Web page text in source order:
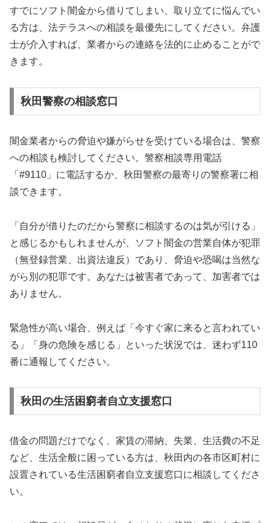
すでにソフト闇金から借りてしまい、取り立てに悩んでい
る方は、法テラスへの相談を最優先にしてください。弁護
士が介入すれば、業者からの連絡を法的に止めることがで
きます。
秋田警察の相談窓口
闇金業者からの脅迫や嫌がらせを受けている場合は、警察
への相談も検討してください。警察相談専用電話
「#9110」に電話するか、秋田警察の最寄りの警察署に相
談できます。
「自分が借りたのだから警察に相談するのは気が引ける」
と感じるかもしれませんが、ソフト闇金の営業自体が犯罪
（無登録営業、出資法違反）であり、脅迫や恐喝は当然な
がら別の犯罪です。あなたは被害者であって、加害者では
ありません。
緊急性が高い場合、例えば「今すぐ家に来ると言われてい
る」「身の危険を感じる」といった状況では、迷わず110
番に通報してください。
秋田の生活困窮者自立支援窓口
借金の問題だけでなく、家賃の滞納、失業、生活費の不足
など、生活全般に困っている方は、秋田内の各市区町村に
設置されている生活困窮者自立支援窓口に相談してくださ
い。